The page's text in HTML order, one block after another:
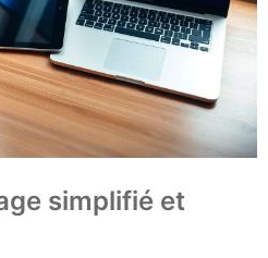
simplifié et